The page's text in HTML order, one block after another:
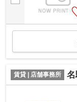
賃貸 | 店舗事務所 名